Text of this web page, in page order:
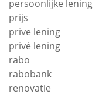
persoonlijke lening
prijs
prive lening
privé lening
rabo
rabobank
renovatie